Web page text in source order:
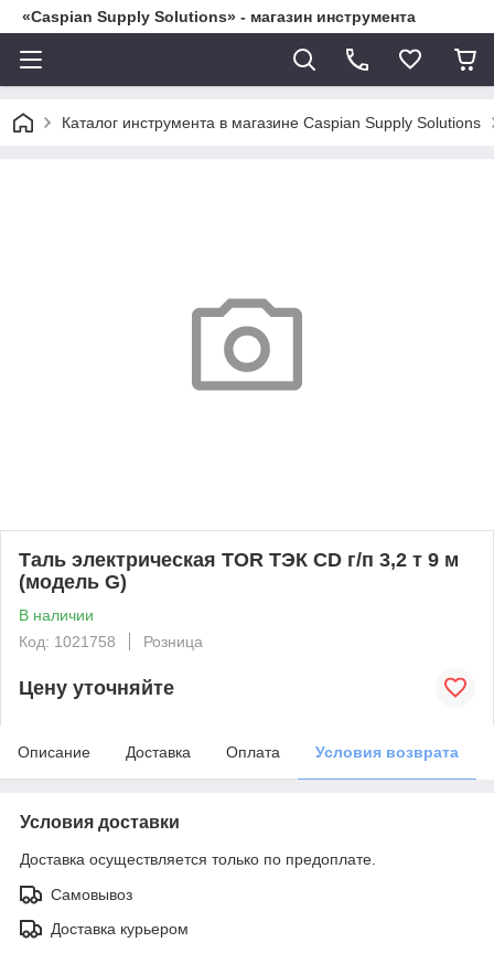
«Caspian Supply Solutions» - магазин инструмента
Каталог инструмента в магазине Caspian Supply Solutions
Таль электрическая TOR ТЭК CD г/п 3,2 т 9 м
(модель G)
В наличии
Код: 1021758
Розница
Цену уточняйте
Описание Доставка Оплата Условия возврата
Условия доставки
Доставка осуществляется только по предоплате.
Самовывоз
Доставка курьером